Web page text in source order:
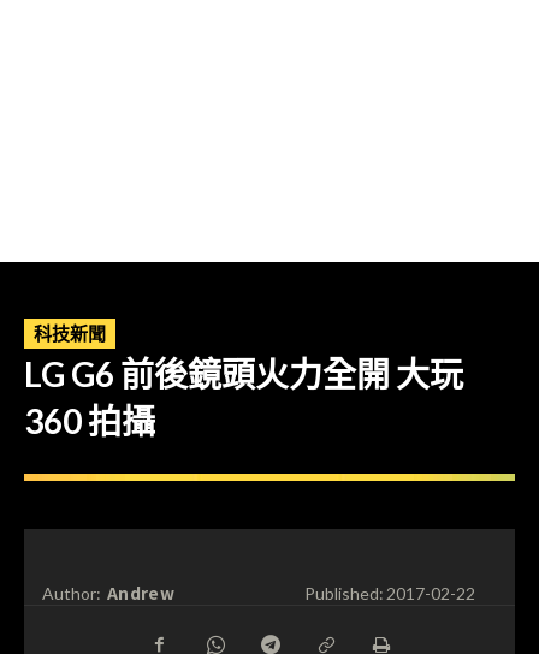
科技新聞
LG G6 前後鏡頭火力全開 大玩
360 拍攝
Author: Andrew Published:2017-02-22